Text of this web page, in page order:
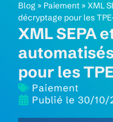
Blog » Paiement » XML
décryptage pour les
XML SEPA
pour les
Paiement
Publié le 30/10/